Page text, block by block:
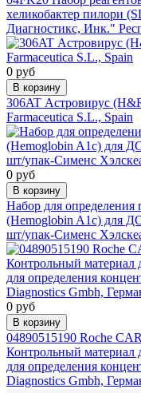
хеликобактер пилори
Диагностикс, Инк."
0 руб
В корзину
306AT Астровирус
Farmaceutica S.L., Spain
0 руб
В корзину
Набор для определения
(Hemoglobin A1c) для
шт/упак-Сименс
0 руб
В корзину
04890515190 Roche
Контрольный материал
для определения
Diagnostics Gmbh,